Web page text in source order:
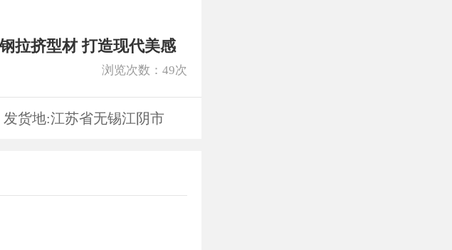
拉挤型材 打造现代美感
浏览次数： 49次
发货地:江苏省无锡江阴市